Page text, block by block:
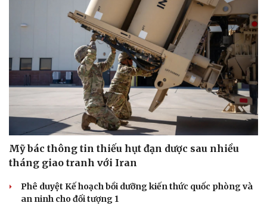
Dinh dưỡng - món ngon
Cây thuốc
Sản phụ khoa
Nhi khoa
Nhà đẹp
Tình yêu - Gia đình
Mỹ bác thông tin thiếu hụt đạn dược sau nhiều
tháng giao tranh với Iran
Phê duyệt Kế hoạch bồi dưỡng kiến thức quốc phòng và
an ninh cho đối tượng 1